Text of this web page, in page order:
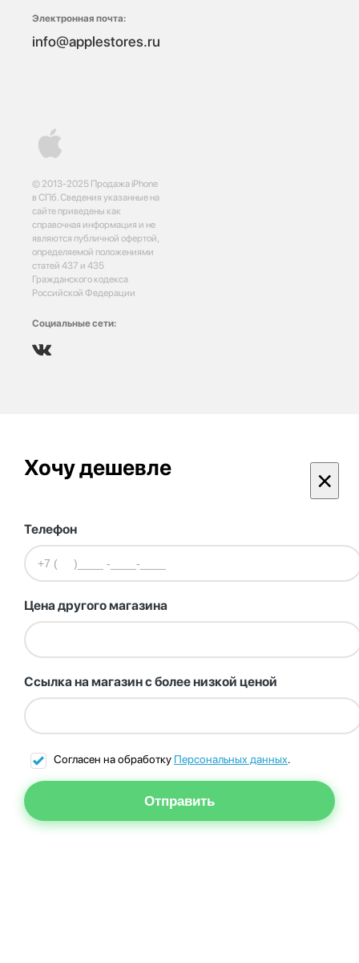
© 2013-2025 Продажа iPhone
в СПб. Сведения указанные на
сайте приведены как
справочная информация и не
являются публичной офертой,
определяемой положениями
статей 437 и 435
Гражданского кодекса
Российской Федерации
Социальные сети:
Электронная почта:
info@applestores.ru
Хочу дешевле ×
Телефон
Цена другого магазина
Ссылка на магазин с более низкой ценой
Согласен на обработку Персональных данных.
Отправить